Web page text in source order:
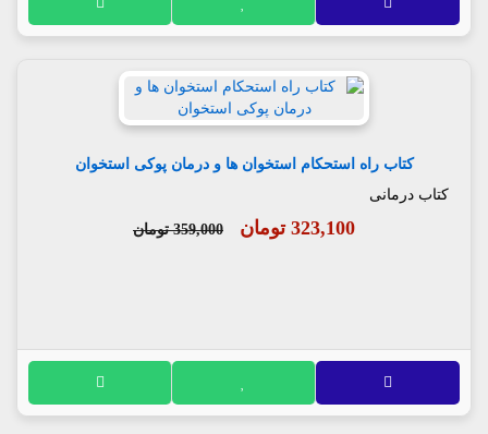
کتاب راه استحکام استخوان ها و درمان پوکی استخوان
کتاب درمانی
323,100 تومان 359,000 تومان